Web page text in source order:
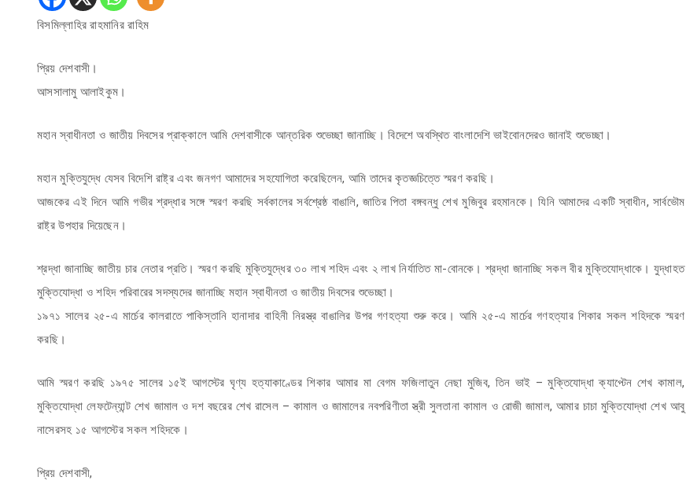
বিসমিল্লাহির রাহমানির রাহিম
প্রিয় দেশবাসী।
আসসালামু আলাইকুম।
মহান স্বাধীনতা ও জাতীয় দিবসের প্রাক্কালে আমি দেশবাসীকে আন্তরিক শুভেচ্ছা জানাচ্ছি। বিদেশে অবস্থিত বাংলাদেশি ভাইবোনদেরও জানাই শুভেচ্ছা।
মহান মুক্তিযুদ্ধে যেসব বিদেশি রাষ্ট্র এবং জনগণ আমাদের সহযোগিতা করেছিলেন, আমি তাদের কৃতজ্ঞচিত্তে স্মরণ করছি।
আজকের এই দিনে আমি গভীর শ্রদ্ধার সঙ্গে স্মরণ করছি সর্বকালের সর্বশ্রেষ্ঠ বাঙালি, জাতির পিতা বঙ্গবন্ধু শেখ মুজিবুর রহমানকে। যিনি আমাদের একটি স্বাধীন, সার্বভৌম
রাষ্ট্র উপহার দিয়েছেন।
শ্রদ্ধা জানাচ্ছি জাতীয় চার নেতার প্রতি। স্মরণ করছি মুক্তিযুদ্ধের ৩০ লাখ শহিদ এবং ২ লাখ নির্যাতিত মা-বোনকে। শ্রদ্ধা জানাচ্ছি সকল বীর মুক্তিযোদ্ধাকে। যুদ্ধাহত
মুক্তিযোদ্ধা ও শহিদ পরিবারের সদস্যদের জানাচ্ছি মহান স্বাধীনতা ও জাতীয় দিবসের শুভেচ্ছা।
১৯৭১ সালের ২৫-এ মার্চের কালরাতে পাকিস্তানি হানাদার বাহিনী নিরস্ত্র বাঙালির উপর গণহত্যা শুরু করে। আমি ২৫-এ মার্চের গণহত্যার শিকার সকল শহিদকে স্মরণ
করছি।
আমি স্মরণ করছি ১৯৭৫ সালের ১৫ই আগস্টের ঘৃণ্য হত্যাকাণ্ডের শিকার আমার মা বেগম ফজিলাতুন নেছা মুজিব, তিন ভাই – মুক্তিযোদ্ধা ক্যাপ্টেন শেখ কামাল,
মুক্তিযোদ্ধা লেফটেন্যান্ট শেখ জামাল ও দশ বছরের শেখ রাসেল – কামাল ও জামালের নবপরিণীতা স্ত্রী সুলতানা কামাল ও রোজী জামাল, আমার চাচা মুক্তিযোদ্ধা শেখ আবু
নাসেরসহ ১৫ আগস্টের সকল শহিদকে।
প্রিয় দেশবাসী,